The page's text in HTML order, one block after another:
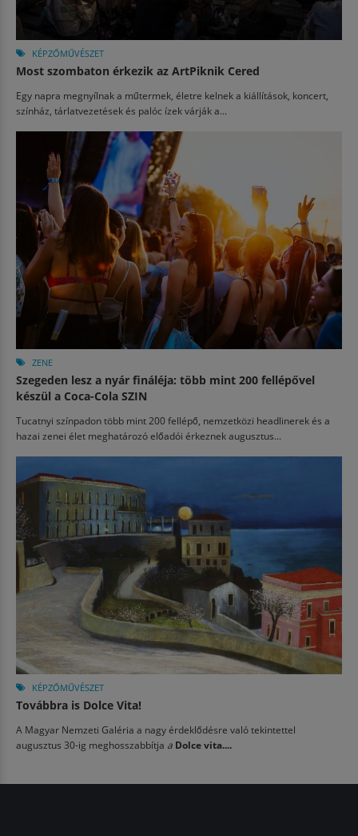
KÉPZŐMŰVÉSZET
Most szombaton érkezik az ArtPiknik Cered
Egy napra megnyílnak a műtermek, életre kelnek a kiállítások, koncert,
színház, tárlatvezetések és palóc ízek várják a...
ZENE
Szegeden lesz a nyár fináléja: több mint 200 fellépővel
készül a Coca-Cola SZIN
Tucatnyi színpadon több mint 200 fellépő, nemzetközi headlinerek és a
hazai zenei élet meghatározó előadói érkeznek augusztus...
KÉPZŐMŰVÉSZET
Továbbra is Dolce Vita!
A Magyar Nemzeti Galéria a nagy érdeklődésre való tekintettel
augusztus 30-ig meghosszabbítja a Dolce vita....